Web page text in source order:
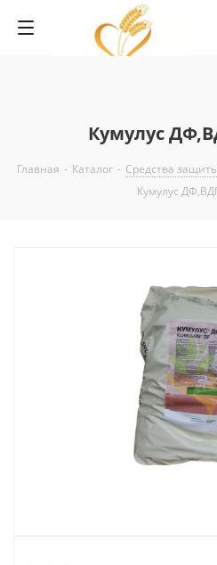
Кумулус
Главная - Каталог - Средства
Кумулус